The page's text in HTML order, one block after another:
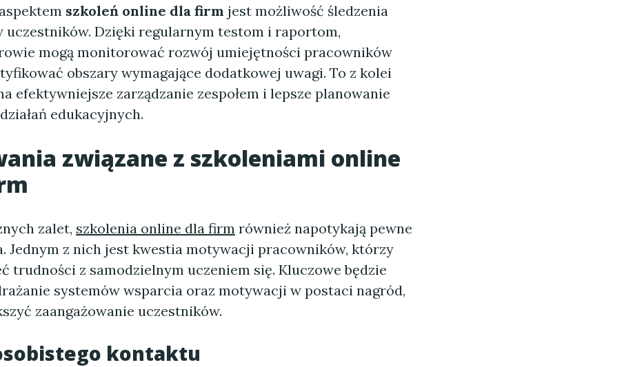
szkoleń online dla firm jest możliwość śledzenia
uczestników. Dzięki regularnym testom i raportom,
mogą monitorować rozwój umiejętności pracowników
obszary wymagające dodatkowej uwagi. To z kolei
efektywniejsze zarządzanie zespołem i lepsze planowanie
edukacyjnych.
związane z szkoleniami online
zalet, szkolenia online dla firm również napotykają pewne
Jednym z nich jest kwestia motywacji pracowników, którzy
trudności z samodzielnym uczeniem się. Kluczowe będzie
systemów wsparcia oraz motywacji w postaci nagród,
zaangażowanie uczestników.
kontaktu